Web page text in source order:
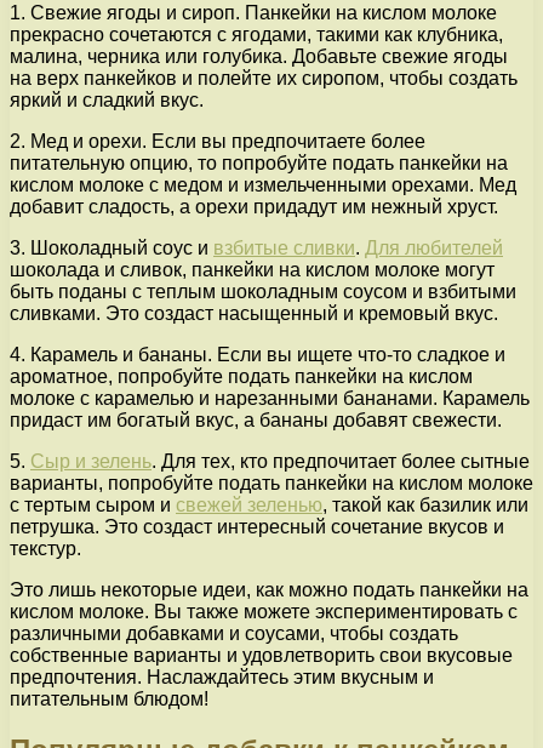
1. Свежие ягоды и сироп. Панкейки на кислом молоке
прекрасно сочетаются с ягодами, такими как клубника,
малина, черника или голубика. Добавьте свежие ягоды
на верх панкейков и полейте их сиропом, чтобы создать
яркий и сладкий вкус.
2. Мед и орехи. Если вы предпочитаете более
питательную опцию, то попробуйте подать панкейки на
кислом молоке с медом и измельченными орехами. Мед
добавит сладость, а орехи придадут им нежный хруст.
3. Шоколадный соус и взбитые сливки. Для любителей
шоколада и сливок, панкейки на кислом молоке могут
быть поданы с теплым шоколадным соусом и взбитыми
сливками. Это создаст насыщенный и кремовый вкус.
4. Карамель и бананы. Если вы ищете что-то сладкое и
ароматное, попробуйте подать панкейки на кислом
молоке с карамелью и нарезанными бананами. Карамель
придаст им богатый вкус, а бананы добавят свежести.
5. Сыр и зелень. Для тех, кто предпочитает более сытные
варианты, попробуйте подать панкейки на кислом молоке
с тертым сыром и свежей зеленью, такой как базилик или
петрушка. Это создаст интересный сочетание вкусов и
текстур.
Это лишь некоторые идеи, как можно подать панкейки на
кислом молоке. Вы также можете экспериментировать с
различными добавками и соусами, чтобы создать
собственные варианты и удовлетворить свои вкусовые
предпочтения. Наслаждайтесь этим вкусным и
питательным блюдом!